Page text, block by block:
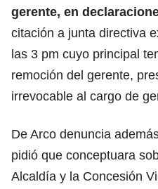
gerente, en
citación a junta directiva
las 3 pm cuyo principal
remoción del gerente,
irrevocable al cargo de
De Arco denuncia
pidió que conceptuara
Alcaldía y la Concesión